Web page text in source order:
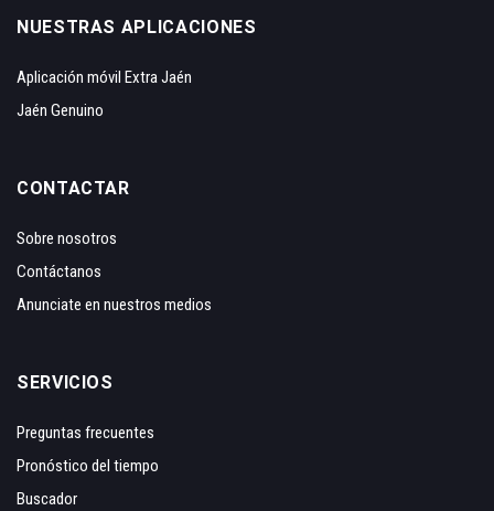
NUESTRAS APLICACIONES
Aplicación móvil Extra Jaén
Jaén Genuino
CONTACTAR
Sobre nosotros
Contáctanos
Anunciate en nuestros medios
SERVICIOS
Preguntas frecuentes
Pronóstico del tiempo
Buscador